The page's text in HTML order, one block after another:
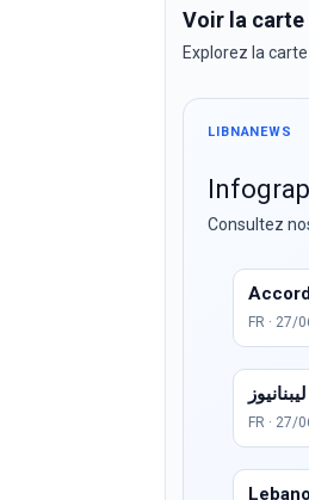
Voir la carte
Explorez la
LIBNANEWS
Consultez
FR · 27/
FR · 27/